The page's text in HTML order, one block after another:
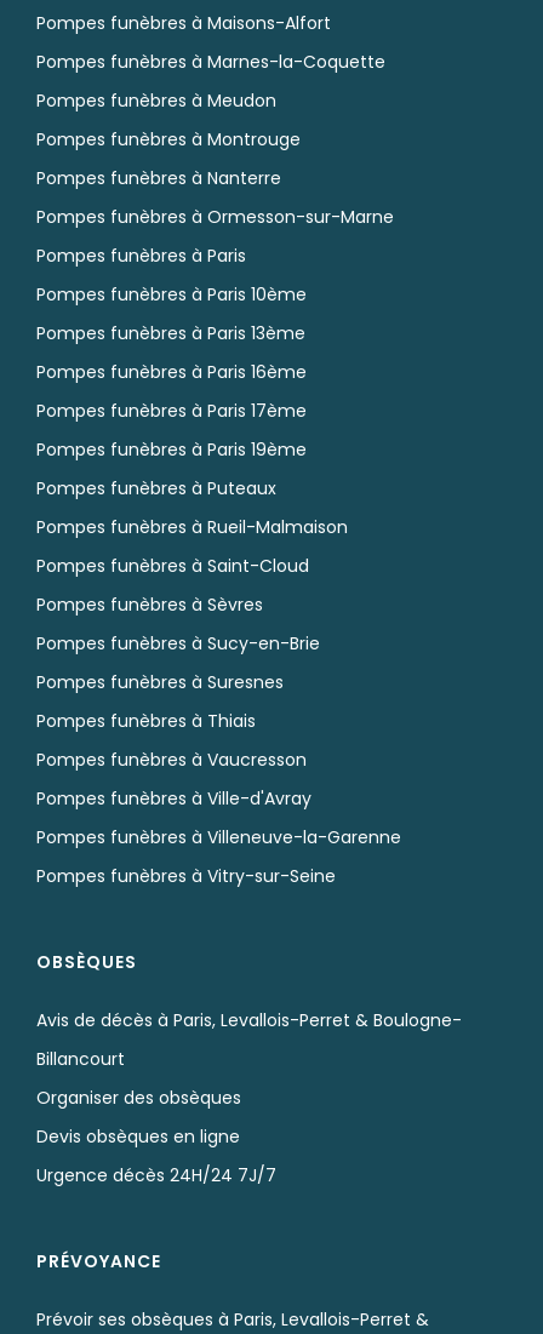
Pompes funèbres à Maisons-Alfort
Pompes funèbres à Marnes-la-Coquette
Pompes funèbres à Meudon
Pompes funèbres à Montrouge
Pompes funèbres à Nanterre
Pompes funèbres à Ormesson-sur-Marne
Pompes funèbres à Paris
Pompes funèbres à Paris 10ème
Pompes funèbres à Paris 13ème
Pompes funèbres à Paris 16ème
Pompes funèbres à Paris 17ème
Pompes funèbres à Paris 19ème
Pompes funèbres à Puteaux
Pompes funèbres à Rueil-Malmaison
Pompes funèbres à Saint-Cloud
Pompes funèbres à Sèvres
Pompes funèbres à Sucy-en-Brie
Pompes funèbres à Suresnes
Pompes funèbres à Thiais
Pompes funèbres à Vaucresson
Pompes funèbres à Ville-d'Avray
Pompes funèbres à Villeneuve-la-Garenne
Pompes funèbres à Vitry-sur-Seine
OBSÈQUES
Avis de décès à Paris, Levallois-Perret & Boulogne-
Billancourt
Organiser des obsèques
Devis obsèques en ligne
Urgence décès 24H/24 7J/7
PRÉVOYANCE
Prévoir ses obsèques à Paris, Levallois-Perret &